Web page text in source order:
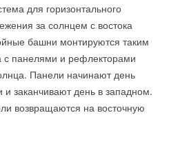
для горизонтального
за солнцем с востока
башни монтируются таким
с панелями и рефлекторами
Панели начинают день
и заканчивают день в западном.
возвращаются на восточную
видов фасадов — штукатурного
продукты двойной плотности.
применяются для монтажа
слоем. Теплоизоляция в таком
значительные нагрузки «на